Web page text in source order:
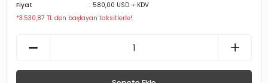
Fiyat
580,00 USD + KDV
*3.530,87 TL den başlayan taksitlerle!